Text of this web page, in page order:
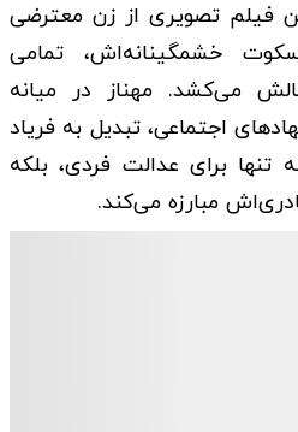
فیلم تصویری از زن معترضی
خشمگینانه‌اش، تمامی
می‌کشد. مهناز در میانه
اجتماعی، تبدیل به فریاد
برای عدالت فردی، بلکه
مبارزه می‌کند.